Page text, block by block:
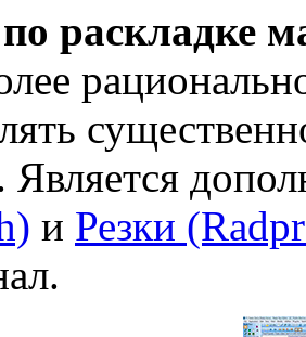
раскладке
Является
и Резки